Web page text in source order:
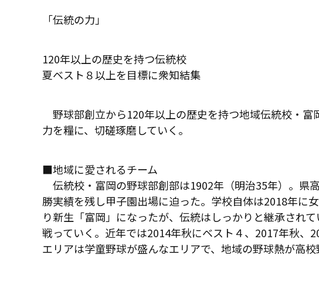
「伝統の力」
120年以上の歴史を持つ伝統校
夏ベスト８以上を目標に衆知結集
野球部創立から120年以上の歴史を持つ地域伝統校・
力を糧に、切磋琢磨していく。
■地域に愛されるチーム
伝統校・富岡の野球部創部は1902年（明治35年）。県
勝実績を残し甲子園出場に迫った。学校自体は2018年に
り新生「富岡」になったが、伝統はしっかりと継承され
戦っていく。近年では2014年秋にベスト４、2017年秋、
エリアは学童野球が盛んなエリアで、地域の野球熱が高